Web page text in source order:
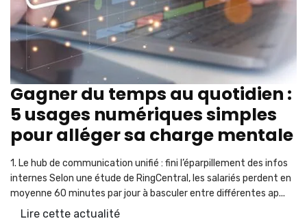
Gagner du temps au quotidien :
5 usages numériques simples
pour alléger sa charge mentale
1. Le hub de communication unifié : fini l’éparpillement des infos
internes Selon une étude de RingCentral, les salariés perdent en
moyenne 60 minutes par jour à basculer entre différentes ap...
Lire cette actualité